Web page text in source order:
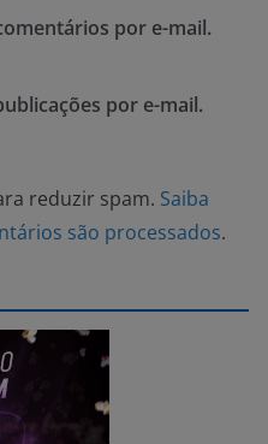
por e-mail.
por e-mail.
reduzir spam. Saiba
são processados.